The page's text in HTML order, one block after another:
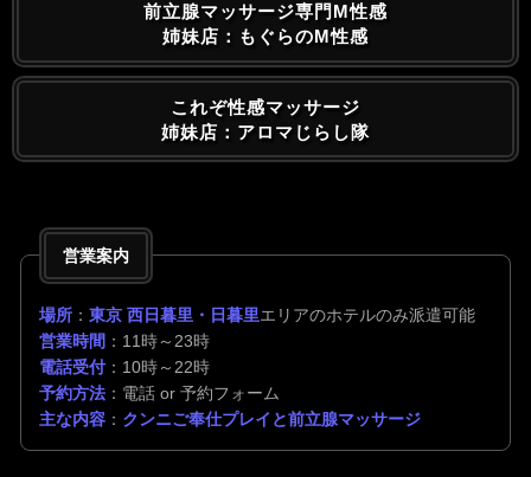
前立腺マッサージ専門M性感
姉妹店：もぐらのM性感
これぞ性感マッサージ
姉妹店：アロマじらし隊
営業案内
場所 ： 東京 西日暮里・日暮里エリアのホテルのみ派遣可能
営業時間 ：11時～23時
電話受付：10時～22時
予約方法 ：電話 or 予約フォーム
主な内容 ： クンニご奉仕プレイと前立腺マッサージ